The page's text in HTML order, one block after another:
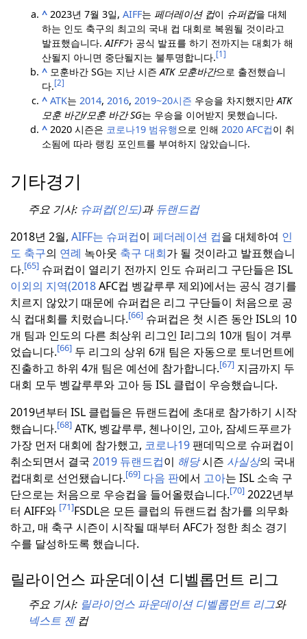
^ 2023년 7월 3일,AIFF는 페더레이션 컵이 슈퍼컵을 대체
하는 인도 축구의 최고의 국내 컵 대회로 복원될 것이라고
발표했습니다. AIFF가 공식 발표를 하기 전까지는 대회가 해
산될지 아니면 중단될지는 불투명합니다.[1]
^ 모훈바간 SG는 지난 시즌ATK 모훈바간으로 출전했습니
다.[2]
^ ATK는2014,2016,2019~20시즌 우승을 차지했지만ATK
모훈 바간/모훈 바간 SG는 우승을 이어받지 못했습니다.
^ 2020 시즌은 코로나19 범유행으로 인해2020 AFC컵이 취
소됨에 따라 랭킹 포인트를 부여하지 않았습니다.
기타경기
주요 기사: 슈퍼컵(인도)과 듀랜드컵
2018년 2월, AIFF는 슈퍼컵이 페더레이션 컵을 대체하여 인
도 축구의 연례 녹아웃 축구 대회가 될 것이라고 발표했습니
다.[65] 슈퍼컵이 열리기 전까지 인도 슈퍼리그 구단들은 ISL
이외의 지역(2018AFC컵 벵갈루루 제외)에서는 공식 경기를
치르지 않았기 때문에 슈퍼컵은 리그 구단들이 처음으로 공
식 컵대회를 치렀습니다.[66] 슈퍼컵은 첫 시즌 동안 ISL의 10
개 팀과 인도의 다른 최상위 리그인 I리그의 10개 팀이 겨루
었습니다.[66] 두 리그의 상위 6개 팀은 자동으로 토너먼트에
진출하고 하위 4개 팀은 예선에 참가합니다.[67] 지금까지 두
대회 모두 벵갈루루와 고아 등 ISL 클럽이 우승했습니다.
2019년부터 ISL 클럽들은 듀랜드컵에 초대로 참가하기 시작
했습니다.[68] ATK, 벵갈루루, 첸나이인, 고아, 잠셰드푸르가
가장 먼저 대회에 참가했고, 코로나19 팬데믹으로 슈퍼컵이
취소되면서 결국 2019 듀랜드컵이 해당시즌 사실상의 국내
컵대회로 선언됐습니다.[69] 다음 판에서 고아는 ISL 소속 구
단으로는 처음으로 우승컵을 들어올렸습니다.[70] 2022년부
터 AIFF와 [71]FSDL은 모든 클럽의 듀랜드컵 참가를 의무화
하고, 매 축구 시즌이 시작될 때부터 AFC가 정한 최소 경기
수를 달성하도록 했습니다.
릴라이언스 파운데이션 디벨롭먼트 리그
주요 기사: 릴라이언스 파운데이션 디벨롭먼트 리그와
넥스트 젠컵